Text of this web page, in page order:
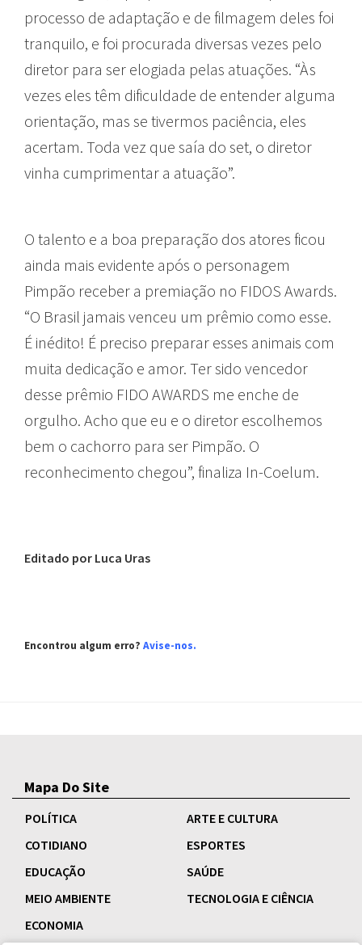
processo de adaptação e de filmagem deles foi
tranquilo, e foi procurada diversas vezes pelo
diretor para ser elogiada pelas atuações. “Às
vezes eles têm dificuldade de entender alguma
orientação, mas se tivermos paciência, eles
acertam. Toda vez que saía do set, o diretor
vinha cumprimentar a atuação”.
O talento e a boa preparação dos atores ficou
ainda mais evidente após o personagem
Pimpão receber a premiação no FIDOS Awards.
“O Brasil jamais venceu um prêmio como esse.
É inédito! É preciso preparar esses animais com
muita dedicação e amor. Ter sido vencedor
desse prêmio FIDO AWARDS me enche de
orgulho. Acho que eu e o diretor escolhemos
bem o cachorro para ser Pimpão. O
reconhecimento chegou”, finaliza In-Coelum.
Editado por Luca Uras
Encontrou algum erro? Avise-nos.
Mapa Do Site
POLÍTICA
ARTE E CULTURA
COTIDIANO
ESPORTES
EDUCAÇÃO
SAÚDE
MEIO AMBIENTE
TECNOLOGIA E CIÊNCIA
ECONOMIA